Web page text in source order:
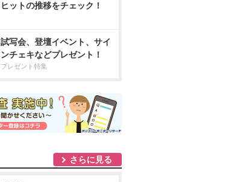
ヒットの推移をチェック！
試写会、登壇イベント、サイ
ンチェキなどプレゼント！
プレゼント特集
さらに見る